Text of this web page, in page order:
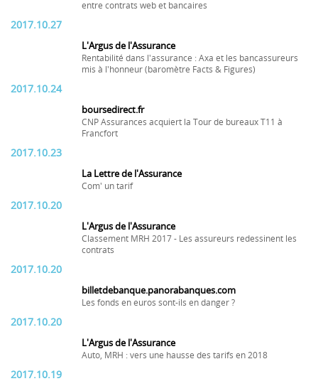
entre contrats web et bancaires
2017.10.27
L'Argus de l'Assurance
Rentabilité dans l'assurance : Axa et les bancassureurs
mis à l'honneur (baromètre Facts & Figures)
2017.10.24
boursedirect.fr
CNP Assurances acquiert la Tour de bureaux T11 à
Francfort
2017.10.23
La Lettre de l'Assurance
Com' un tarif
2017.10.20
L'Argus de l'Assurance
Classement MRH 2017 - Les assureurs redessinent les
contrats
2017.10.20
billetdebanque.panorabanques.com
Les fonds en euros sont-ils en danger ?
2017.10.20
L'Argus de l'Assurance
Auto, MRH : vers une hausse des tarifs en 2018
2017.10.19